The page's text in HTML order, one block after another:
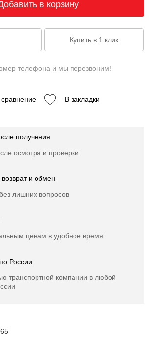
телефона и мы перезвоним!
сравнение В закладки
получения
осмотра и проверки
и обмен
лишних вопросов
ценам в удобное время
России
транспортной компании в любой